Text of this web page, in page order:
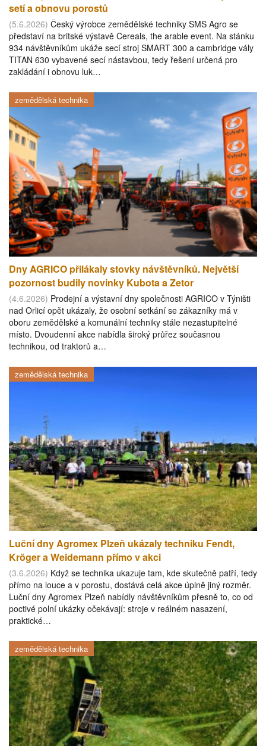
setí a obnovu porostů
(5.6.2026) Český výrobce zemědělské techniky SMS Agro se
představí na britské výstavě Cereals, the arable event. Na stánku
934 návštěvníkům ukáže secí stroj SMART 300 a cambridge vály
TITAN 630 vybavené secí nástavbou, tedy řešení určená pro
zakládání i obnovu luk…
zemědělská technika
Dny AGRICO přilákaly stovky návštěvníků. Největší
pozornost budily novinky Kubota a Zetor
(4.6.2026) Prodejní a výstavní dny společnosti AGRICO v Týništi
nad Orlicí opět ukázaly, že osobní setkání se zákazníky má v
oboru zemědělské a komunální techniky stále nezastupitelné
místo. Dvoudenní akce nabídla široký průřez současnou
technikou, od traktorů a…
zemědělská technika
Luční dny Agromex Plzeň ukázaly techniku Fendt,
Kröger a Weidemann přímo v akci
(3.6.2026) Když se technika ukazuje tam, kde skutečně patří, tedy
přímo na louce a v porostu, dostává celá akce úplně jiný rozměr.
Luční dny Agromex Plzeň nabídly návštěvníkům přesně to, co od
poctivé polní ukázky očekávají: stroje v reálném nasazení,
praktické…
zemědělská technika